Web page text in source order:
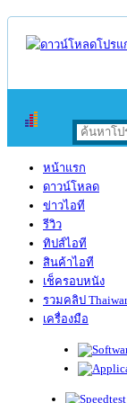
หน้าแรก
ดาวน์โหลด
ข่าวไอที
รีวิว
ทิปส์ไอที
สินค้าไอที
เช็ครอบหนัง
รวมคลิป
เครื่องมือ